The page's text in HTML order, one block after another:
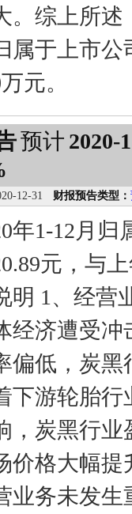
。综上所述
属于上市
元。
预计 2020-
12-31 财报预告类型：
年1-12月
元，与
明 1、经营
经济遭受
偏低，炭
下游轮胎
，炭黑行
价格大幅
业务未发